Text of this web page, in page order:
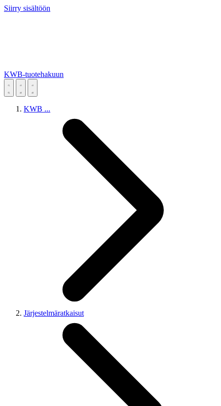
Siirry sisältöön
KWB-tuotehakuun
KWB ...
Järjestelmäratkaisut